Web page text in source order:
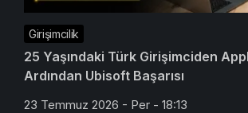
Girişimcilik
25 Yaşındaki Türk Girişimciden
Ardından Ubisoft Başarısı
23 Temmuz 2026 - Per - 18:13